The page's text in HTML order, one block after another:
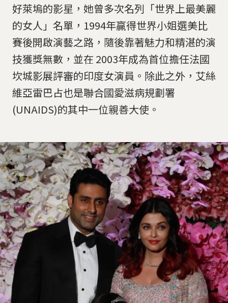
好萊塢的影星，她曾多次名列「世界上最美麗
的女人」名單，1994年贏得世界小姐選美比
賽後開啟演藝之路，隨後靠著魅力和精湛的演
技獲獎無數，並在 2003年成為首位擔任法國
坎城影展評審的印度女演員。除此之外，艾絲
維亞雷巴占也是聯合國愛滋病規劃署
(UNAIDS)的其中一位親善大使。